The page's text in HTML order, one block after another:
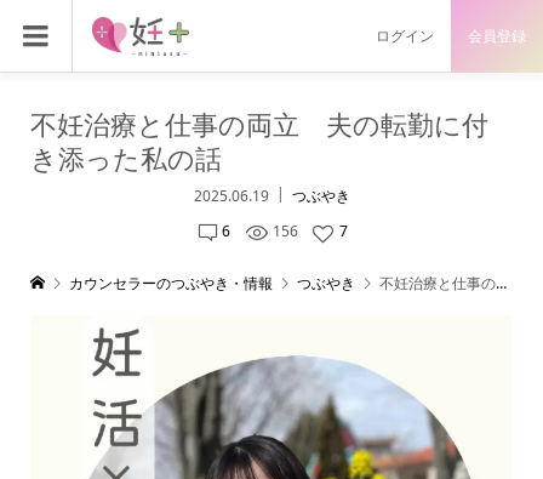
ログイン 会員登録
不妊治療と仕事の両立 夫の転勤に付
き添った私の話
2025.06.19
つぶやき
6
156 7
カウンセラーのつぶやき・情報 つぶやき 不妊治療と仕事の両立 夫の転勤に付き添った私の話